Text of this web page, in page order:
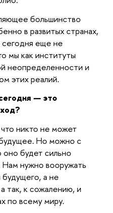
большинство
в развитых странах,
еще не
мы как институты
неопределенности и
этих реалий.
— это
никто не может
Но можно с
оно будет сильно
Нам нужно вооружать
а не
так, к сожалению, и
по всему миру.